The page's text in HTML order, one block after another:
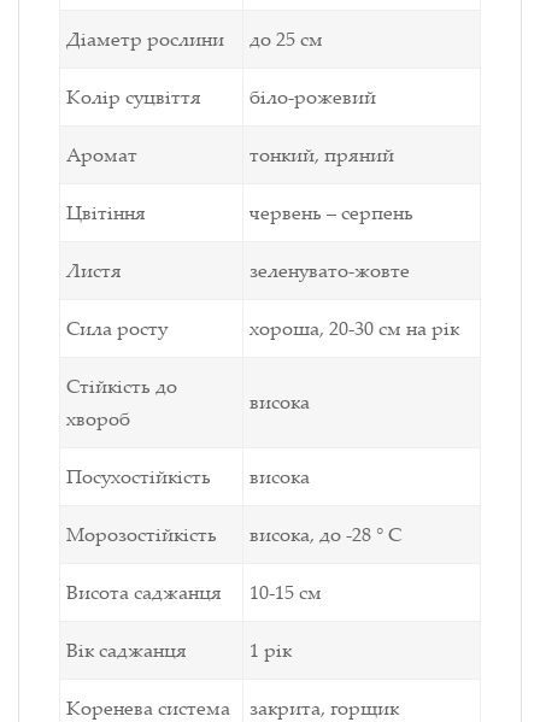
Діаметр рослини до 25 см
Колір суцвіття біло-рожевий
Аромат тонкий, пряний
Цвітіння червень – серпень
Листя зеленувато-жовте
Сила росту хороша, 20-30 см на рік
Стійкість до
хвороб
висока
Посухостійкість висока
Морозостійкість висока, до -28 ° С
Висота саджанця 10-15 см
Вік саджанця 1 рік
Коренева система закрита, горщик